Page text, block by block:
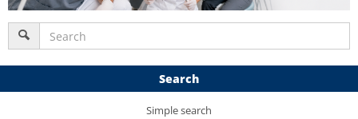
Search
Simple search